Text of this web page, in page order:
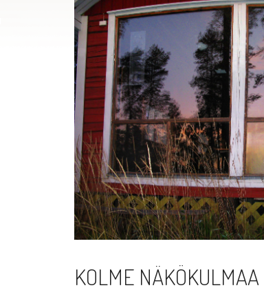
KOLME